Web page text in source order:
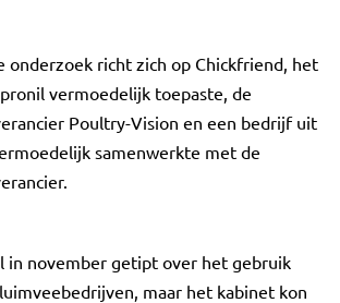
onderzoek richt zich op Chickfriend, het
vermoedelijk toepaste, de
Poultry-Vision en een bedrijf uit
samenwerkte met de
in november getipt over het gebruik
maar het kabinet kon